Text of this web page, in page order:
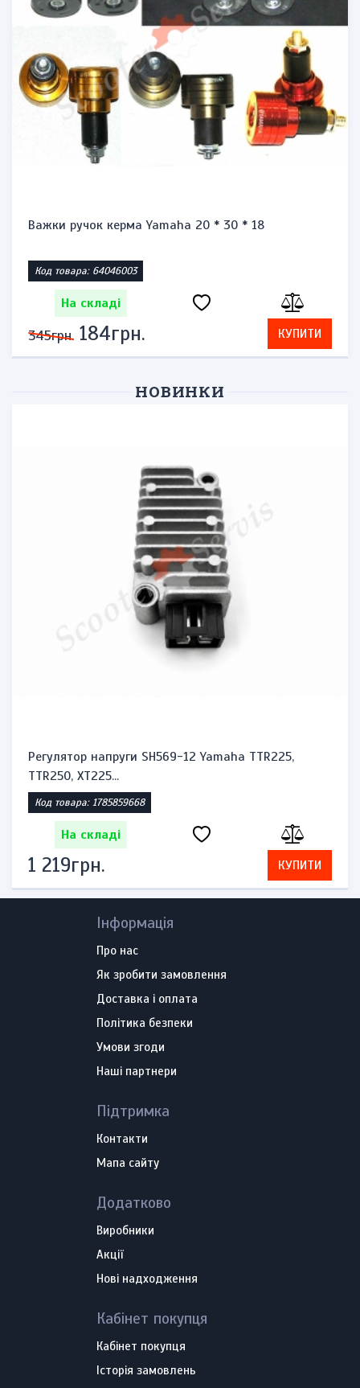
Важки ручок керма Yamaha 20 * 30 * 18
Код товара: 64046003
На складі
345грн. 184грн. КУПИТИ
НОВИНКИ
Регулятор напруги SH569-12 Yamaha TTR225,
TTR250, XT225...
Код товара: 1785859668
На складі
1 219грн. КУПИТИ
Інформація
Про нас
Як зробити замовлення
Доставка і оплата
Політика безпеки
Умови згоди
Наші партнери
Підтримка
Контакти
Мапа сайту
Додатково
Виробники
Акції
Нові надходження
Кабінет покупця
Кабінет покупця
Історія замовлень